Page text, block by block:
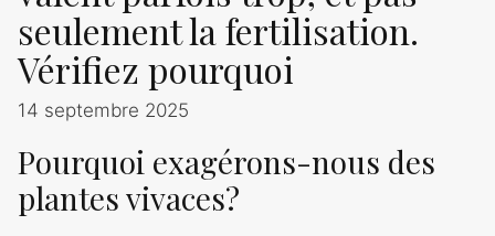
seulement la fertilisation.
Vérifiez pourquoi
14 septembre 2025
Pourquoi exagérons-nous des
plantes vivaces?